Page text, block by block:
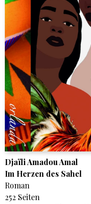
Djaïli Amadou Amal
Im Herzen des Sahel
Roman
252 Seiten